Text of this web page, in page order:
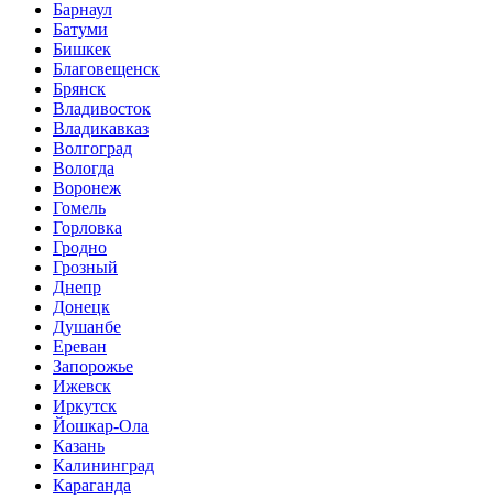
Барнаул
Батуми
Бишкек
Благовещенск
Брянск
Владивосток
Владикавказ
Волгоград
Вологда
Воронеж
Гомель
Горловка
Гродно
Грозный
Днепр
Донецк
Душанбе
Ереван
Запорожье
Ижевск
Иркутск
Йошкар-Ола
Казань
Калининград
Караганда